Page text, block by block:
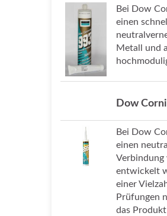
Bei Dow
einen
Metall und
Dow
Bei Dow
einen
Verbindung
entwickelt
einer
Prüfungen
das Produkt